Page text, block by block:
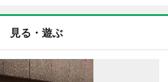
見る・遊ぶ